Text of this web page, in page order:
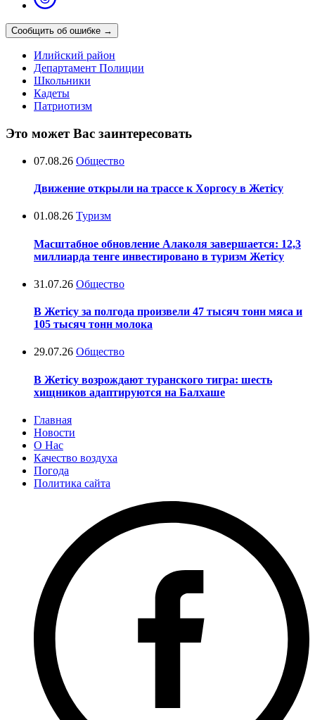
Сообщить об ошибке →
Илийский район
Департамент Полиции
Школьники
Кадеты
Патриотизм
Это может Вас заинтересовать
07.08.26 Общество
Движение открыли на трассе к Хоргосу в Жетісу
01.08.26 Туризм
Масштабное обновление Алаколя завершается: 12,3
миллиарда тенге инвестировано в туризм Жетісу
31.07.26 Общество
В Жетісу за полгода произвели 47 тысяч тонн мяса и
105 тысяч тонн молока
29.07.26 Общество
В Жетісу возрождают туранского тигра: шесть
хищников адаптируются на Балхаше
Главная
Новости
О Нас
Качество воздуха
Погода
Политика сайта